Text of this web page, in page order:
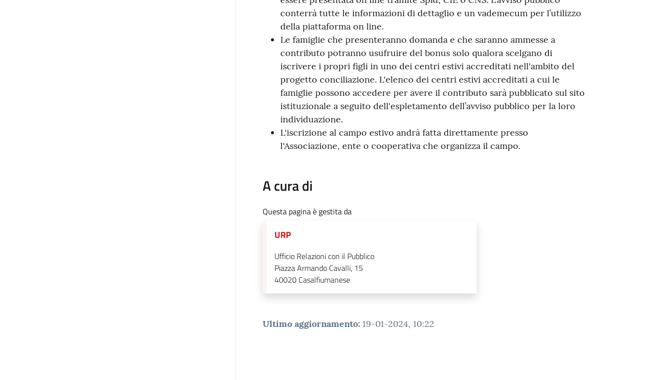
conterrà tutte le informazioni di dettaglio e un vademecum per l’utilizzo
della piattaforma on line.
Le famiglie che presenteranno domanda e che saranno ammesse a
contributo potranno usufruire del bonus solo qualora scelgano di
iscrivere i propri figli in uno dei centri estivi accreditati nell'ambito del
progetto conciliazione. L'elenco dei centri estivi accreditati a cui le
famiglie possono accedere per avere il contributo sarà pubblicato sul sito
istituzionale a seguito dell'espletamento dell’avviso pubblico per la loro
individuazione.
L'iscrizione al campo estivo andrà fatta direttamente presso
l'Associazione, ente o cooperativa che organizza il campo.
A cura di
Questa pagina è gestita da
URP
Ufficio Relazioni con il Pubblico
Piazza Armando Cavalli, 15
40020 Casalfiumanese
Ultimo aggiornamento: 19-01-2024, 10:22